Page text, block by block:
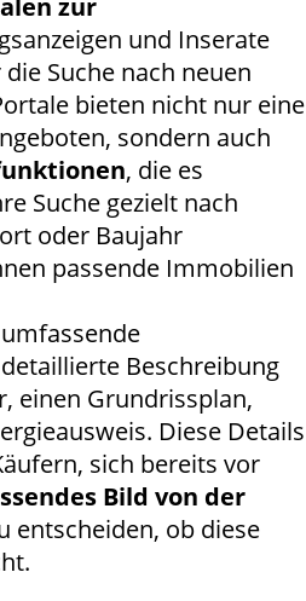
zur
und Inserate
Suche nach neuen
bieten nicht nur eine
sondern auch
, die es
Suche gezielt nach
oder Baujahr
passende Immobilien
Beschreibung
einen Grundrissplan,
Diese Details
sich bereits vor
Bild von der
entscheiden, ob diese